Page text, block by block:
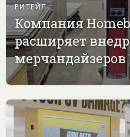
РИТЕЙЛ
Компания
расширяет